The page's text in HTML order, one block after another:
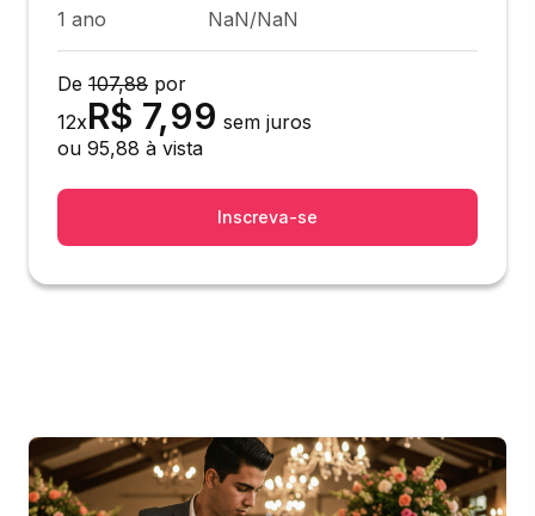
1 ano
NaN/NaN
De 107,88 por
12xR$ 7,99 sem juros
ou 95,88 à vista
Inscreva-se